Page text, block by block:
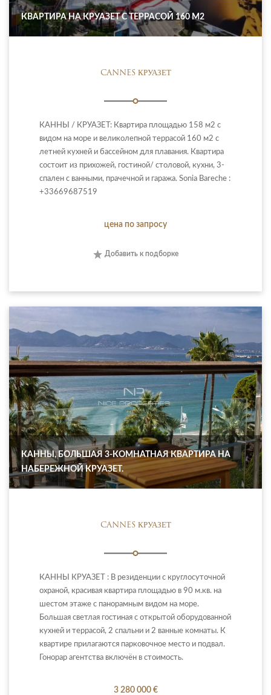
КВАРТИРА НА КРУАЗЕТ С ТЕРРАСОЙ 160 М2
CANNES КРУАЗЕТ
КАННЫ / КРУАЗЕТ: Квартира площадью 158 м2 с
видом на море и великолепной террасой 160 м2 с
летней кухней и бассейном для плавания. Квартира
состоит из прихожей, гостиной/ столовой, кухни, 3-
спален с ванными, прачечной и гаража. Sonia Bareche :
+33669687519
цена по запросу
Добавить к подборке
КАННЫ, БОЛЬШАЯ 3-КОМНАТНАЯ КВАРТИРА НА
НАБЕРЕЖНОЙ КРУАЗЕТ.
CANNES КРУАЗЕТ
КАННЫ КРУАЗЕТ : В резиденции с круглосуточной
охраной, красивая квартира площадью в 90 м.кв. на
шестом этаже с панорамным видом на море.
Большая светлая гостиная с открытой оборудованной
кухней и террасой, 2 спальни и 2 ванные комнаты. К
квартире прилагаются парковочное место и подвал.
Гонорар агентства включён в стоимость.
3 280 000 €